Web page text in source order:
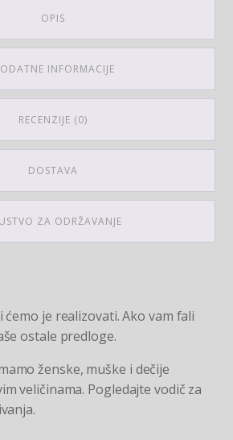
OPIS
INFORMACIJE
RECENZIJE (0)
DOSTAVA
ZA ODRŽAVANJE
ćemo je realizovati. Ako vam fali
ostale predloge.
ženske, muške i dečije
veličinama. Pogledajte vodič za